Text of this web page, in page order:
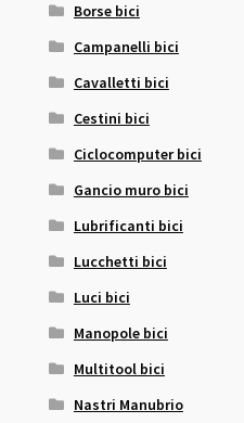
Borse bici
Campanelli bici
Cavalletti bici
Cestini bici
Ciclocomputer bici
Gancio muro bici
Lubrificanti bici
Lucchetti bici
Luci bici
Manopole bici
Multitool bici
Nastri Manubrio